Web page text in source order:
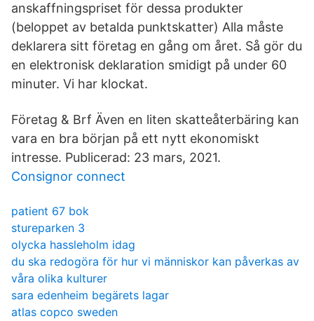
anskaffningspriset för dessa produkter
(beloppet av betalda punktskatter) Alla måste
deklarera sitt företag en gång om året. Så gör du
en elektronisk deklaration smidigt på under 60
minuter. Vi har klockat.
Företag & Brf Även en liten skatteåterbäring kan
vara en bra början på ett nytt ekonomiskt
intresse. Publicerad: 23 mars, 2021.
Consignor connect
patient 67 bok
stureparken 3
olycka hassleholm idag
du ska redogöra för hur vi människor kan påverkas av
våra olika kulturer
sara edenheim begärets lagar
atlas copco sweden